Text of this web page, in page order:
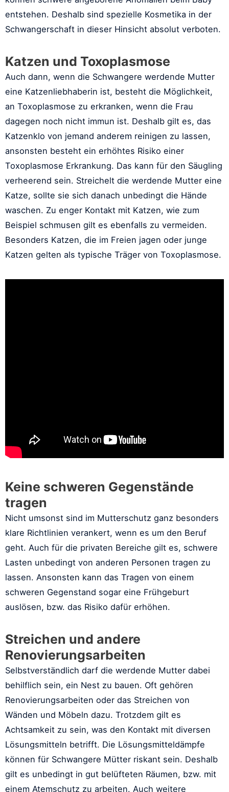
entstehen. Deshalb sind spezielle Kosmetika in der
Schwangerschaft in dieser Hinsicht absolut verboten.
Katzen und Toxoplasmose
Auch dann, wenn die Schwangere werdende Mutter
eine Katzenliebhaberin ist, besteht die Möglichkeit,
an Toxoplasmose zu erkranken, wenn die Frau
dagegen noch nicht immun ist. Deshalb gilt es, das
Katzenklo von jemand anderem reinigen zu lassen,
ansonsten besteht ein erhöhtes Risiko einer
Toxoplasmose Erkrankung. Das kann für den Säugling
verheerend sein. Streichelt die werdende Mutter eine
Katze, sollte sie sich danach unbedingt die Hände
waschen. Zu enger Kontakt mit Katzen, wie zum
Beispiel schmusen gilt es ebenfalls zu vermeiden.
Besonders Katzen, die im Freien jagen oder junge
Katzen gelten als typische Träger von Toxoplasmose.
Keine schweren Gegenstände
tragen
Nicht umsonst sind im Mutterschutz ganz besonders
klare Richtlinien verankert, wenn es um den Beruf
geht. Auch für die privaten Bereiche gilt es, schwere
Lasten unbedingt von anderen Personen tragen zu
lassen. Ansonsten kann das Tragen von einem
schweren Gegenstand sogar eine Frühgeburt
auslösen, bzw. das Risiko dafür erhöhen.
Streichen und andere
Renovierungsarbeiten
Selbstverständlich darf die werdende Mutter dabei
behilflich sein, ein Nest zu bauen. Oft gehören
Renovierungsarbeiten oder das Streichen von
Wänden und Möbeln dazu. Trotzdem gilt es
Achtsamkeit zu sein, was den Kontakt mit diversen
Lösungsmitteln betrifft. Die Lösungsmitteldämpfe
können für Schwangere Mütter riskant sein. Deshalb
gilt es unbedingt in gut belüfteten Räumen, bzw. mit
einem Atemschutz zu arbeiten. Auch weitere